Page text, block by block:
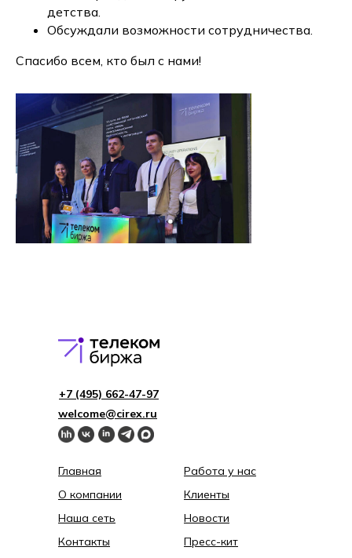
детства.
Обсуждали возможности сотрудничества.
Спасибо всем, кто был с нами!
Главная
О компании
Наша сеть
Контакты
Работа у нас
Клиенты
Новости
Пресс-кит
welcome@cirex.ru
+7 (495) 662-4 7-97